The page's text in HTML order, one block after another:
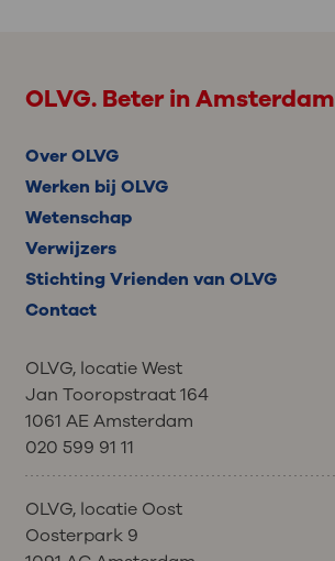
OLVG. Beter in Amsterdam
Over OLVG
Werken bij OLVG
Wetenschap
Verwijzers
Stichting Vrienden van OLVG
Contact
OLVG, locatie West
Jan Tooropstraat 164
1061 AE Amsterdam
020 599 91 11
OLVG, locatie Oost
Oosterpark 9